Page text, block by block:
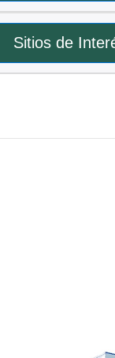
Sitios de